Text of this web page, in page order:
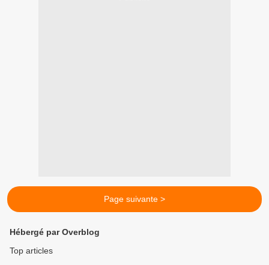
Page suivante >
Hébergé par Overblog
Top articles